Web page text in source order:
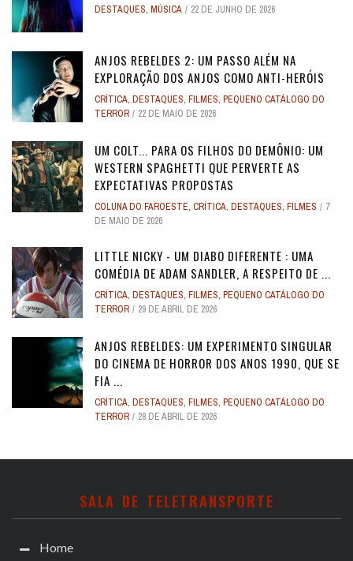
DESTAQUES, MÚSICA 22 DE JUNHO DE 2026
ANJOS REBELDES 2: UM PASSO ALÉM NA
EXPLORAÇÃO DOS ANJOS COMO ANTI-HERÓIS
CRÍTICA, DESTAQUES, FILMES, PEQUENO CATÁLOGO DO
TERROR
22 DE MAIO DE 2026
UM COLT... PARA OS FILHOS DO DEMÔNIO: UM
WESTERN SPAGHETTI QUE PERVERTE AS
EXPECTATIVAS PROPOSTAS
COLUNA DO FAROESTE, CRÍTICA, DESTAQUES, FILMES
7
DE MAIO DE 2026
LITTLE NICKY - UM DIABO DIFERENTE : UMA
COMÉDIA DE ADAM SANDLER, A RESPEITO DE ...
CRÍTICA, DESTAQUES, FILMES, PEQUENO CATÁLOGO DO
TERROR
29 DE ABRIL DE 2026
ANJOS REBELDES: UM EXPERIMENTO SINGULAR
DO CINEMA DE HORROR DOS ANOS 1990, QUE SE
FIA ...
CRÍTICA, DESTAQUES, FILMES, PEQUENO CATÁLOGO DO
TERROR
28 DE ABRIL DE 2026
SALA DE TELETRANSPORTE
Home